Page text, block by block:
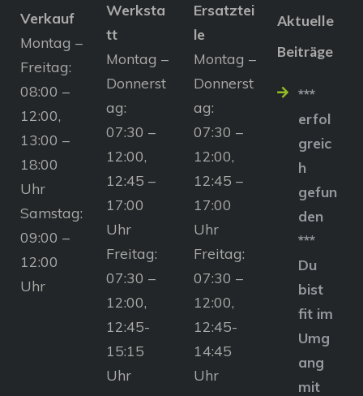
Verkauf
Montag –
Freitag:
08:00 –
12:00,
13:00 –
18:00
Uhr
Samstag:
09:00 –
12:00
Uhr
Werksta
tt
Montag –
Donnerst
ag:
07:30 –
12:00,
12:45 –
17:00
Uhr
Freitag:
07:30 –
12:00,
12:45-
15:15
Uhr
Ersatztei
le
Montag –
Donnerst
ag:
07:30 –
12:00,
12:45 –
17:00
Uhr
Freitag:
07:30 –
12:00,
12:45-
14:45
Uhr
Aktuelle
Beiträge
***
erfol
greic
h
gefun
den
***
Du
bist
fit im
Umg
ang
mit